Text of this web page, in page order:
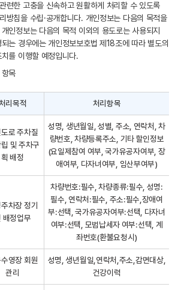
련한 고충을 신속하고 원활하게 처리할 수 있도록
방침을 수립·공개합니다. 개인정보는 다음의 목적을
인정보는 다음의 목적 이외의 용도로는 사용되지
는 경우에는 개인정보보호법 제18조에 따라 별도의
를 이행할 예정입니다.
목
리목적 처리항목
로 주차질
및 주차구
획 배정
성명, 생년월일, 성별, 주소, 연락처, 차
량번호, 차량등록주소, 기타 할인정보
(요일제참여 여부, 국가유공자여부, 장
애여부, 다자녀여부, 임산부여부)
차장 정기
배정업무
차량번호:필수, 차량종류:필수, 성명:
필수, 연락처:필수, 주소:필수,장애여
부:선택, 국가유공자여부:선택, 다자녀
여부:선택, 모범납세자 여부:선택, 계
좌번호(환불요청시)
영장 회원
관리
성명, 생년월일,연락처,주소,감면대상,
건강이력